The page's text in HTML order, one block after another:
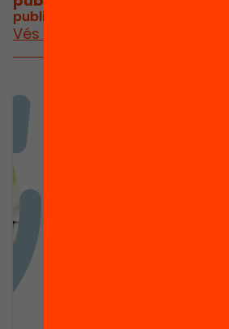
publicacions i vídeos del projecte
Vés a publicacions i vídeos